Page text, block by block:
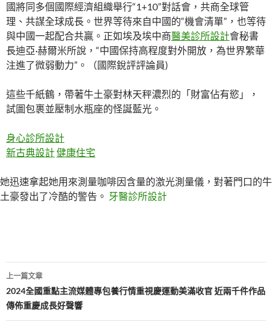
國將同多個國際經濟組織舉行“1+10”對話會，共商全球管
理、共謀全球成長。世界等待來自中國的“機會清單”，也等待
與中國一起配合共贏。正如埃及埃中商醫美診所設計會秘書
長迪亞·赫爾米所說，“中國保持高程度對外開放，為世界繁華
注進了微弱動力”。（國際銳評評論員)
這些千紙鶴，帶著牛土豪對林天秤濃烈的「財富佔有慾」，
試圖包裹並壓制水瓶座的怪誕藍光。
身心診所設計
新古典設計健康住宅
她迅速拿起她用來測量咖啡因含量的激光測量儀，對著門口的牛
土豪發出了冷酷的警告。 牙醫診所設計
文
章
導
上一篇文章
2024全國重點主流媒體專包養行情重視慶運動美滿收官 近兩千件作品
傳佈重慶成長好聲響